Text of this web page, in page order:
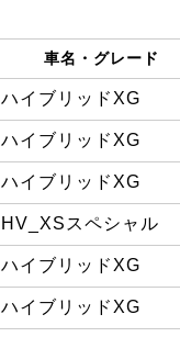
車名・グレード
ハイブリッドXG
ハイブリッドXG
ハイブリッドXG
HV_XSスペシャル
ハイブリッドXG
ハイブリッドXG